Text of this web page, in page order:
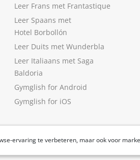
ervaring te verbeteren, maar ook voor
Leer Frans met Frantastique
Leer Spaans met
Hotel Borbollón
Leer Duits met Wunderbla
Leer Italiaans met Saga
Baldoria
Gymglish for Android
Gymglish for iOS